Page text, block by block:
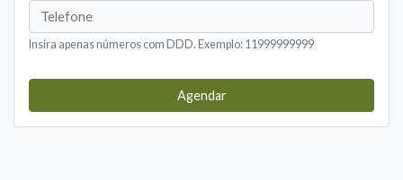
Insira apenas números com DDD. Exemplo: 11999999999
Agendar